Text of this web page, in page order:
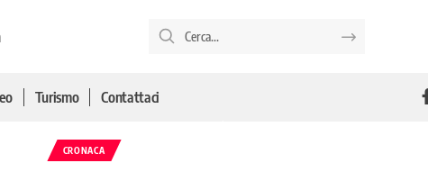
Turismo Contattaci
CRONACA